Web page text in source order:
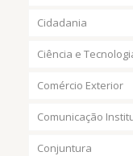
Cidadania
Ciência e
Comércio Exterior
Comunicação
Conjuntura